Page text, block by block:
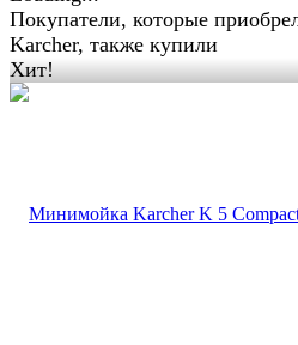
Покупатели, которые
Karcher, также купили
Хит!